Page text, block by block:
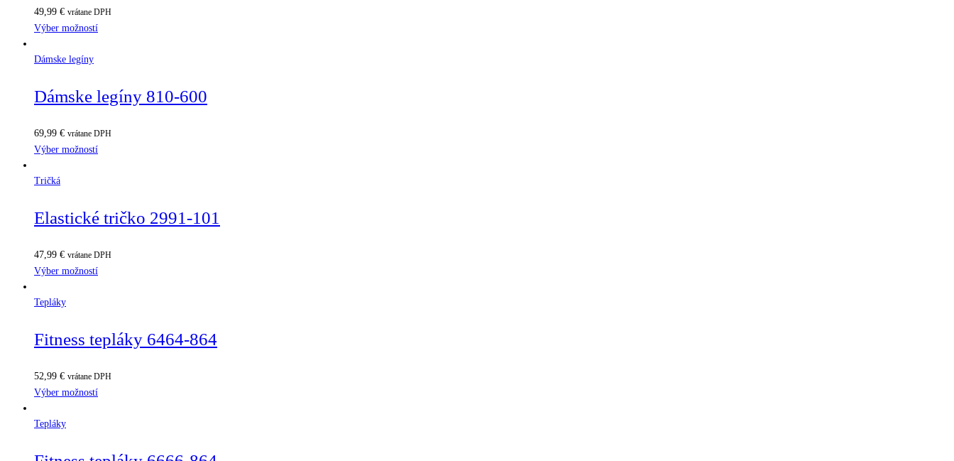
49,99 € vrátane DPH
Výber možností
Dámske legíny
Dámske legíny 810-600
69,99 € vrátane DPH
Výber možností
Tričká
Elastické tričko 2991-101
47,99 € vrátane DPH
Výber možností
Tepláky
Fitness tepláky 6464-864
52,99 € vrátane DPH
Výber možností
Tepláky